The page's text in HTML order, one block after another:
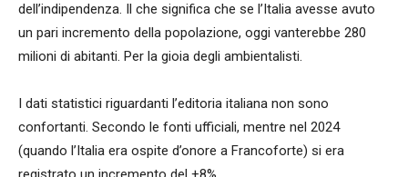
dell’indipendenza. Il che significa che se l’Italia avesse avuto
un pari incremento della popolazione, oggi vanterebbe 280
milioni di abitanti. Per la gioia degli ambientalisti.
I dati statistici riguardanti l’editoria italiana non sono
confortanti. Secondo le fonti ufficiali, mentre nel 2024
(quando l’Italia era ospite d’onore a Francoforte) si era